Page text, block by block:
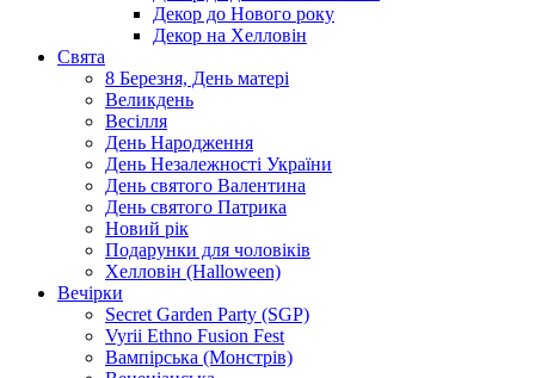
Декор до Нового року
Декор на Хелловін
Свята
8 Березня, День матері
Великдень
Весілля
День Народження
День Незалежності України
День святого Валентина
День святого Патрика
Новий рік
Подарунки для чоловіків
Хелловін (Halloween)
Вечірки
Secret Garden Party (SGP)
Vyrii Ethno Fusion Fest
Вампірська (Монстрів)